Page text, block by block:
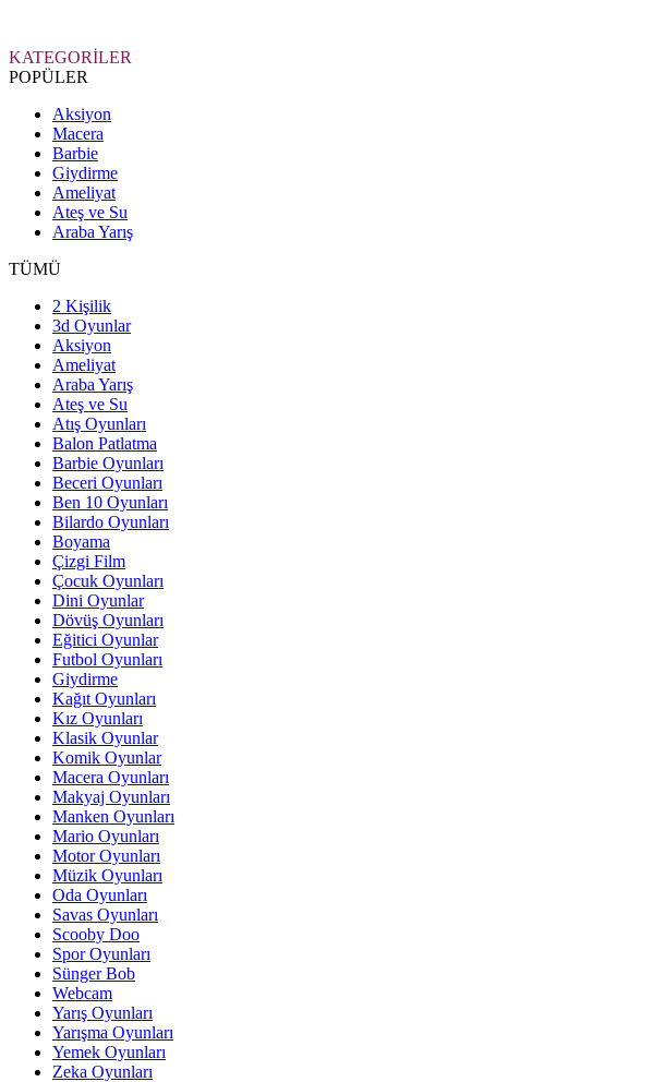
KATEGORİLER
POPÜLER
Aksiyon
Macera
Barbie
Giydirme
Ameliyat
Ateş ve Su
Araba Yarış
TÜMÜ
2 Kişilik
3d Oyunlar
Aksiyon
Ameliyat
Araba Yarış
Ateş ve Su
Atış Oyunları
Balon Patlatma
Barbie Oyunları
Beceri Oyunları
Ben 10 Oyunları
Bilardo Oyunları
Boyama
Çizgi Film
Çocuk Oyunları
Dini Oyunlar
Dövüş Oyunları
Eğitici Oyunlar
Futbol Oyunları
Giydirme
Kağıt Oyunları
Kız Oyunları
Klasik Oyunlar
Komik Oyunlar
Macera Oyunları
Makyaj Oyunları
Manken Oyunları
Mario Oyunları
Motor Oyunları
Müzik Oyunları
Oda Oyunları
Savas Oyunları
Scooby Doo
Spor Oyunları
Sünger Bob
Webcam
Yarış Oyunları
Yarışma Oyunları
Yemek Oyunları
Zeka Oyunları